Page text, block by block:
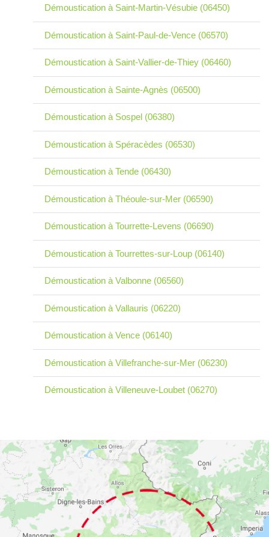
Démoustication à Saint-Martin-Vésubie (06450)
Démoustication à Saint-Paul-de-Vence (06570)
Démoustication à Saint-Vallier-de-Thiey (06460)
Démoustication à Sainte-Agnès (06500)
Démoustication à Sospel (06380)
Démoustication à Spéracèdes (06530)
Démoustication à Tende (06430)
Démoustication à Théoule-sur-Mer (06590)
Démoustication à Tourrette-Levens (06690)
Démoustication à Tourrettes-sur-Loup (06140)
Démoustication à Valbonne (06560)
Démoustication à Vallauris (06220)
Démoustication à Vence (06140)
Démoustication à Villefranche-sur-Mer (06230)
Démoustication à Villeneuve-Loubet (06270)